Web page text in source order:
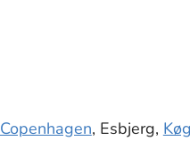
Copenhagen, Esbjerg,